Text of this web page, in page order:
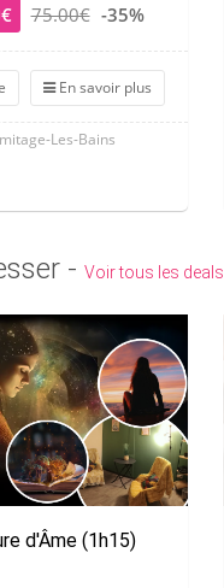
75.00€ -35%
En savoir plus
Les-Bains
- Voir tous les deals
d'Âme (1h15)